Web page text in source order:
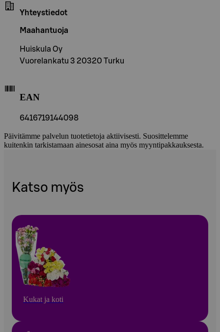
Yhteystiedot
Maahantuoja
Huiskula Oy
Vuorelankatu 3 20320 Turku
EAN
6416719144098
Päivitämme palvelun tuotetietoja aktiivisesti. Suosittelemme
kuitenkin tarkistamaan ainesosat aina myös myyntipakkauksesta.
Katso myös
Kukat ja koti